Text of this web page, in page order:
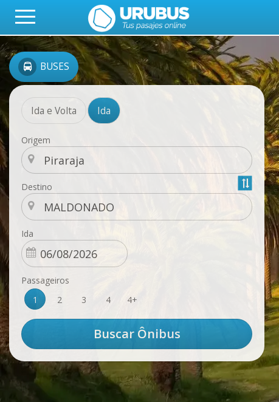
BUSES
Ida e Volta Ida
Origem
Destino
Ida
Passageiros
1
2 3 4 4+